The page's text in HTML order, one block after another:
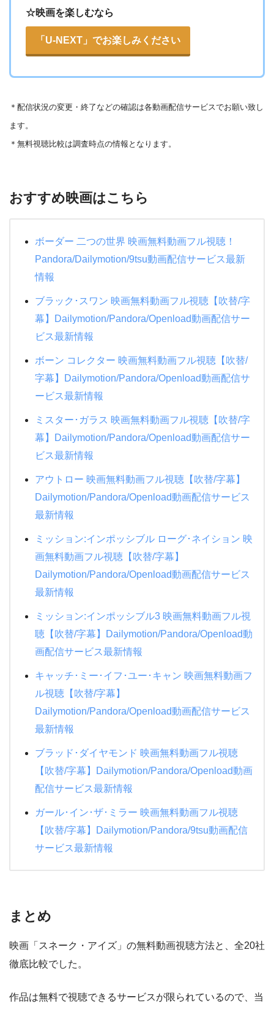
☆映画を楽しむなら
「U-NEXT」でお楽しみください
＊ 配信状況の変更・終了などの確認は各動画配信サービスでお願い致し
ます。
＊無料視聴比較は調査時点の情報となります。
おすすめ映画はこちら
ボーダー 二つの世界 映画無料動画フル視聴！
Pandora/Dailymotion/9tsu動画配信サービス最新
情報
ブラック･スワン 映画無料動画フル視聴【吹替/字
幕】Dailymotion/Pandora/Openload動画配信サー
ビス最新情報
ボーン コレクター 映画無料動画フル視聴【吹替/
字幕】Dailymotion/Pandora/Openload動画配信サ
ービス最新情報
ミスター･ガラス 映画無料動画フル視聴【吹替/字
幕】Dailymotion/Pandora/Openload動画配信サー
ビス最新情報
アウトロー 映画無料動画フル視聴【吹替/字幕】
Dailymotion/Pandora/Openload動画配信サービス
最新情報
ミッション:インポッシブル ローグ･ネイション 映
画無料動画フル視聴【吹替/字幕】
Dailymotion/Pandora/Openload動画配信サービス
最新情報
ミッション:インポッシブル3 映画無料動画フル視
聴【吹替/字幕】Dailymotion/Pandora/Openload動
画配信サービス最新情報
キャッチ･ミー･イフ･ユー･キャン 映画無料動画フ
ル視聴【吹替/字幕】
Dailymotion/Pandora/Openload動画配信サービス
最新情報
ブラッド･ダイヤモンド 映画無料動画フル視聴
【吹替/字幕】Dailymotion/Pandora/Openload動画
配信サービス最新情報
ガール･イン･ザ･ミラー 映画無料動画フル視聴
【吹替/字幕】Dailymotion/Pandora/9tsu動画配信
サービス最新情報
まとめ
映画「スネーク・アイズ」の無料動画視聴方法と、全20社
徹底比較でした。
作品は無料で視聴できるサービスが限られているので、当